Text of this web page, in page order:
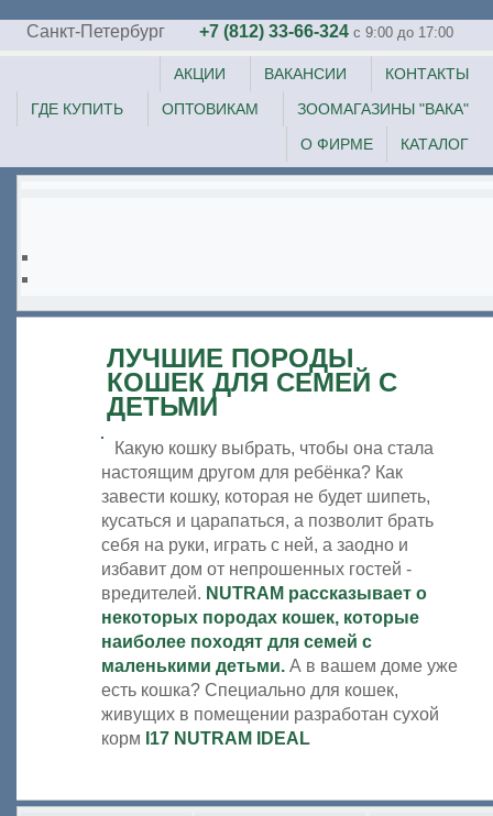
Санкт-Петербург +7 (812) 33-66-324 c 9:00 до 17:00
КОНТАКТЫ
ВАКАНСИИ
АКЦИИ
ЗООМАГАЗИНЫ "ВАКА"
ОПТОВИКАМ
ГДЕ КУПИТЬ
КАТАЛОГ
О ФИРМЕ
ЛУЧШИЕ ПОРОДЫ
КОШЕК ДЛЯ СЕМЕЙ С
ДЕТЬМИ
Какую кошку выбрать, чтобы она стала
настоящим другом для ребёнка? Как
завести кошку, которая не будет шипеть,
кусаться и царапаться, а позволит брать
себя на руки, играть с ней, а заодно и
избавит дом от непрошенных гостей -
вредителей. NUTRAM рассказывает о
некоторых породах кошек, которые
наиболее походят для семей с
маленькими детьми. А в вашем доме уже
есть кошка? Специально для кошек,
живущих в помещении разработан сухой
корм I17 NUTRAM IDEAL